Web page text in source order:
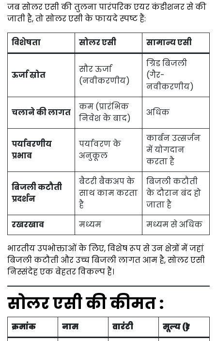
जब सोलर एसी की तुलना पारंपरिक एयर कंडीशनर से की
जाती है, तो सोलर एसी के फायदे स्पष्ट हैं:
विशेषता सोलर एसी सामान्य एसी
ऊर्जा स्रोत
सौर ऊर्जा
(नवीकरणीय)
ग्रिड बिजली
(गैर-
नवीकरणीय)
चलाने की लागत
कम (प्रारंभिक
निवेश के बाद)
अधिक
पर्यावरणीय
प्रभाव
पर्यावरण के
अनुकूल
कार्बन उत्सर्जन
में योगदान
करता है
बिजली कटौती
प्रदर्शन
बैटरी बैकअप के
साथ काम करता
है
बिजली कटौती
के दौरान बंद हो
जाता है
रखरखाव
मध्यम मध्यम से अधिक
भारतीय उपभोक्ताओं के लिए, विशेष रूप से उन क्षेत्रों में जहां
बिजली कटौती और उच्च बिजली लागत आम है, सोलर एसी
निस्संदेह एक बेहतर विकल्प हैं।
सोलर एसी की कीमत :
क्रमांक नाम वारंटी मूल्य (₹)